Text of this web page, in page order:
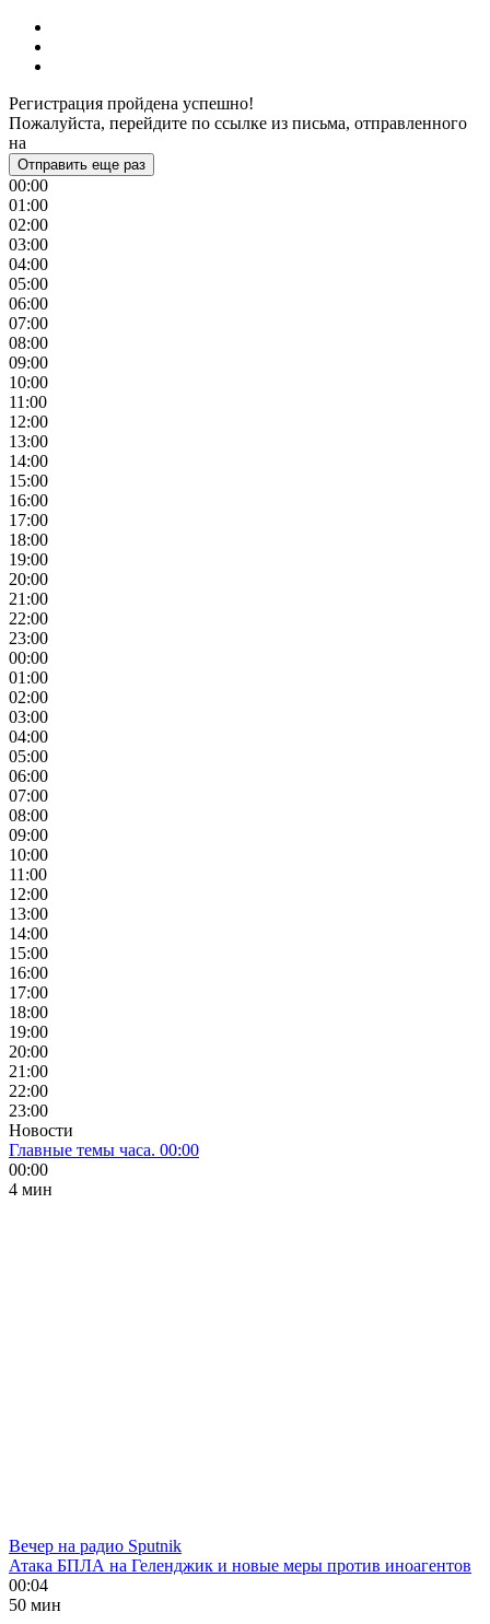
Регистрация пройдена успешно!
Пожалуйста, перейдите по ссылке из письма, отправленного
на
Отправить еще раз
00:00
01:00
02:00
03:00
04:00
05:00
06:00
07:00
08:00
09:00
10:00
11:00
12:00
13:00
14:00
15:00
16:00
17:00
18:00
19:00
20:00
21:00
22:00
23:00
00:00
01:00
02:00
03:00
04:00
05:00
06:00
07:00
08:00
09:00
10:00
11:00
12:00
13:00
14:00
15:00
16:00
17:00
18:00
19:00
20:00
21:00
22:00
23:00
Новости
Главные темы часа. 00:00
00:00
4 мин
Вечер на радио Sputnik
Атака БПЛА на Геленджик и новые меры против иноагентов
00:04
50 мин